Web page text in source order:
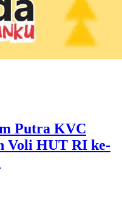
Putra KVC
Voli HUT RI ke-